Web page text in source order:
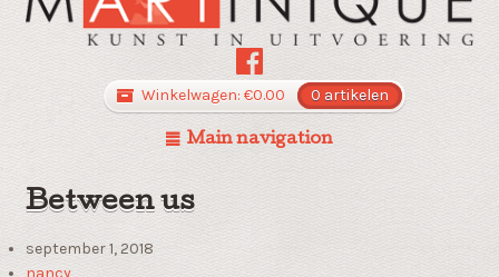
Winkelwagen: €0.00 0 artikelen
Main navigation
Between us
september 1, 2018
nancy